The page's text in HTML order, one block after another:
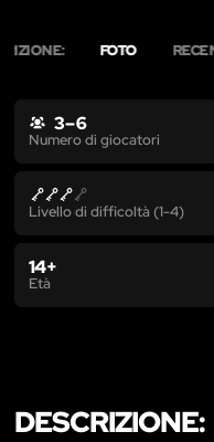
FOTO
3 – 6
Numero di giocatori
Livello di difficoltà (1-4)
14+
Età
DESCRIZIONE: